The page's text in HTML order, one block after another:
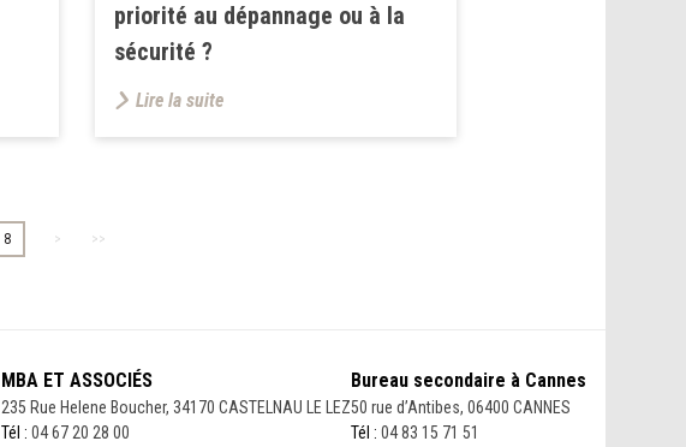
priorité au dépannage ou à la
sécurité ?
Lire la suite
8 > >>
MBA ET ASSOCIÉS
235 Rue Helene Boucher, 34170 CASTELNAU LE LEZ
Tél : 04 67 20 28 00
Bureau secondaire à Cannes
50 rue d’Antibes, 06400 CANNES
Tél : 04 83 15 71 51